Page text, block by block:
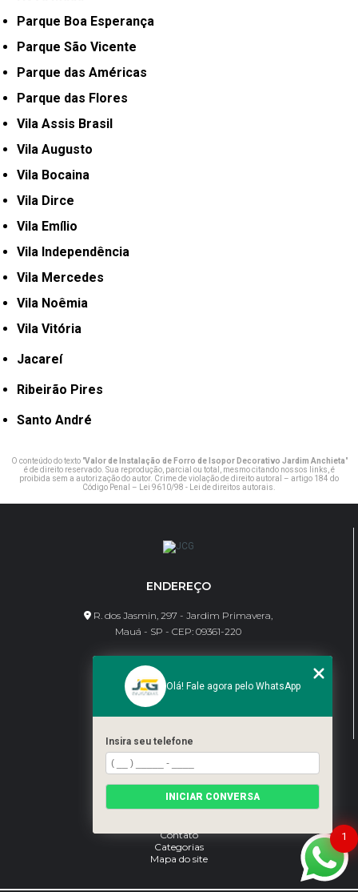
Parque Boa Esperança
Parque São Vicente
Parque das Américas
Parque das Flores
Vila Assis Brasil
Vila Augusto
Vila Bocaina
Vila Dirce
Vila Emílio
Vila Independência
Vila Mercedes
Vila Noêmia
Vila Vitória
Jacareí
Ribeirão Pires
Santo André
O conteúdo do texto "Valor de Instalação de Forro de Isopor Decorativo Jardim Anchieta"
é de direito reservado. Sua reprodução, parcial ou total, mesmo citando nossos links, é
proibida sem a autorização do autor. Crime de violação de direito autoral – artigo 184 do
Código Penal –
Lei 9610/98 - Lei de direitos autorais
ENDEREÇO
R. dos Jasmin, 297 - Jardim Primavera,
Mauá - SP - CEP: 09361-220
CONTATO
(11) 95462-8630
bene@jcgdivisorias.com
Home
Sobre Nós
Serviços
Contato
Categorias
Mapa do site
1
Olá! Fale agora pelo WhatsApp
Insira seu telefone
INICIAR CONVERSA